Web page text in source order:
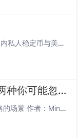
<!--StartFragment--> 美国立法强制规定，国内私人稳定币与美元国债挂钩，换汤不换药，...
nonReentrant 挡不住的重入：两种你可能忽略的场景
nonReentrant 挡不住的重入：两种你可能忽略的场景 作者：Mingyang Fan (@SymmaTe...